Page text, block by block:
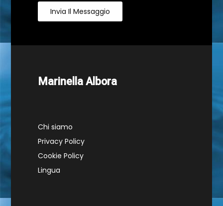
Invia Il Messaggio
Marinella Albora
Chi siamo
Privacy Policy
Cookie Policy
Lingua